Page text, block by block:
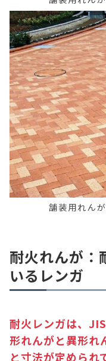
舗装用れん
耐火れんが：
いるレンガ
耐火レンガは、
形れんがと異形れ
と寸法が定められ